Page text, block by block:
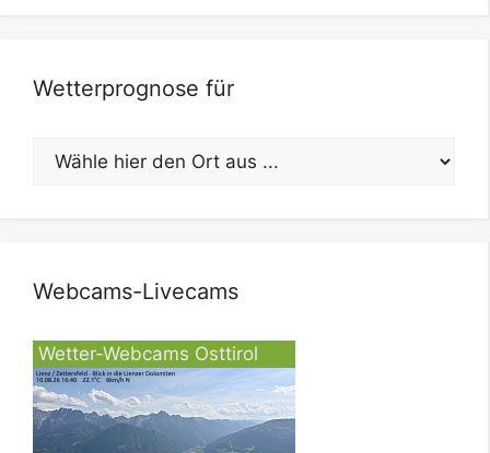
Wetterprognose für
Webcams-Livecams
Wetter-Webcams Osttirol